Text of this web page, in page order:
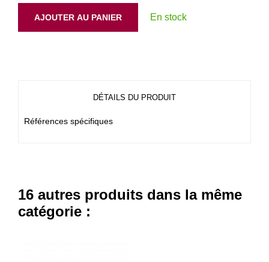
AJOUTER AU PANIER En stock
DÉTAILS DU PRODUIT
Références spécifiques
16 autres produits dans la même
catégorie :